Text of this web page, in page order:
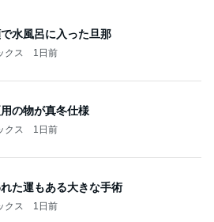
水風呂に入った旦那
クス 1日前
の物が真冬仕様
クス 1日前
た運もある大きな手術
クス 1日前